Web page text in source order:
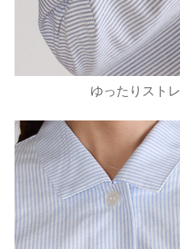
ゆったりスト